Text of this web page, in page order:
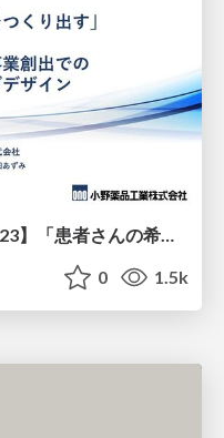
【RESEARCH Conference 2023】「患者さんの希望をつくり出す」製薬会社の新規事業創出でのインクルーシブデザイン
0 1.5k